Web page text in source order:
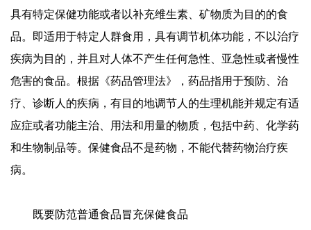
具有特定保健功能或者以补充维生素、矿物质为目的的食
品。即适用于特定人群食用，具有调节机体功能，不以治疗
疾病为目的，并且对人体不产生任何急性、亚急性或者慢性
危害的食品。根据《药品管理法》，药品指用于预防、治
疗、诊断人的疾病，有目的地调节人的生理机能并规定有适
应症或者功能主治、用法和用量的物质，包括中药、化学药
和生物制品等。保健食品不是药物，不能代替药物治疗疾
病。
既要防范普通食品冒充保健食品